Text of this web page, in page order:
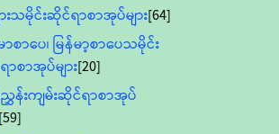
သမိုင်းဆိုင်ရာစာအုပ်များ[64]
ာစာပေ၊ မြန်မာ့စာပေသမိုင်း
စာအုပ်များ[20]
န်းကျမ်းဆိုင်ရာစာအုပ်
[59]